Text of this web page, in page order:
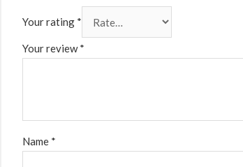
Your rating *
Your review*
Name *